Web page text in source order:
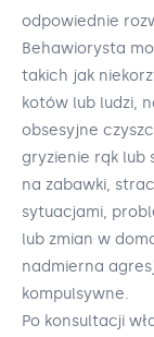
odpowiednie
Behawiorysta
takich jak
kotów lub ludzi,
obsesyjne
gryzienie rąk lub
na zabawki,
sytuacjami,
lub zmian w
nadmierna
kompulsywne.
Po konsultacji